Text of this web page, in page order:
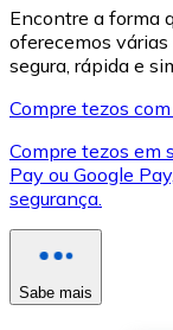
XRP
XRP
Ver tudo
Encontre a forma
oferecemos
segura, rápida e
Compre tezos
Compre tezos em
Pay ou Google
segurança.
Sabe mais